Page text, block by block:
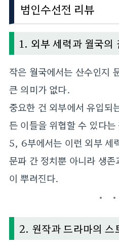
범인수선전 리뷰
1. 외부 세력과 월국의
작은 월국에서는 산수인지
큰 의미가 없다.
중요한 건 외부에서 유입되
든 이들을 위협할 수 있다는
5, 6부에서는 이런 외부 세
문파 간 정치뿐 아니라 생
이 뿌려진다.
2. 원작과 드라마의 스